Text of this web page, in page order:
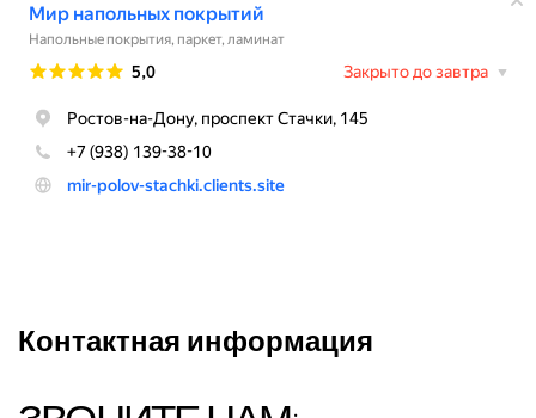
Контактная информация